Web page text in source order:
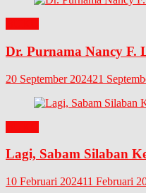
Dr. Purnama Nancy F.
20 September 202421
Lagi, Sabam Silaban
10 Februari 202411 Februari